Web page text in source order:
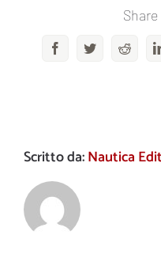
FacebookTwitter
Scritto da:Nautica